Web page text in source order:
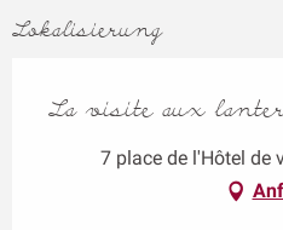
Lokalisierung
La visite aux
7 place de l'Hôtel de